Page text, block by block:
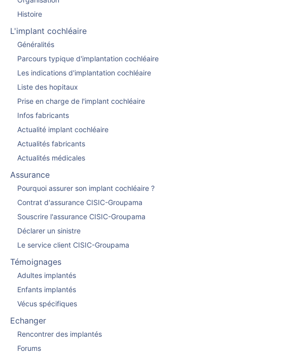
Histoire
L'implant cochléaire
Généralités
Parcours typique d'implantation cochléaire
Les indications d'implantation cochléaire
Liste des hopitaux
Prise en charge de l'implant cochléaire
Infos fabricants
Actualité implant cochléaire
Actualités fabricants
Actualités médicales
Assurance
Pourquoi assurer son implant cochléaire ?
Contrat d'assurance CISIC-Groupama
Souscrire l'assurance CISIC-Groupama
Déclarer un sinistre
Le service client CISIC-Groupama
Témoignages
Adultes implantés
Enfants implantés
Vécus spécifiques
Echanger
Rencontrer des implantés
Forums